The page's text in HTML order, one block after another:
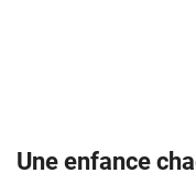
Une enfance